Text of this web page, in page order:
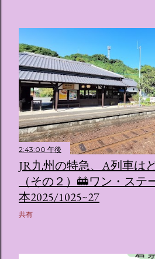
でデザインした客室のエリアです。
2:43:00 午後
JR九州の特急、A列車は
（その２）🚋ワン・ステ
本2025/1025~27
共有